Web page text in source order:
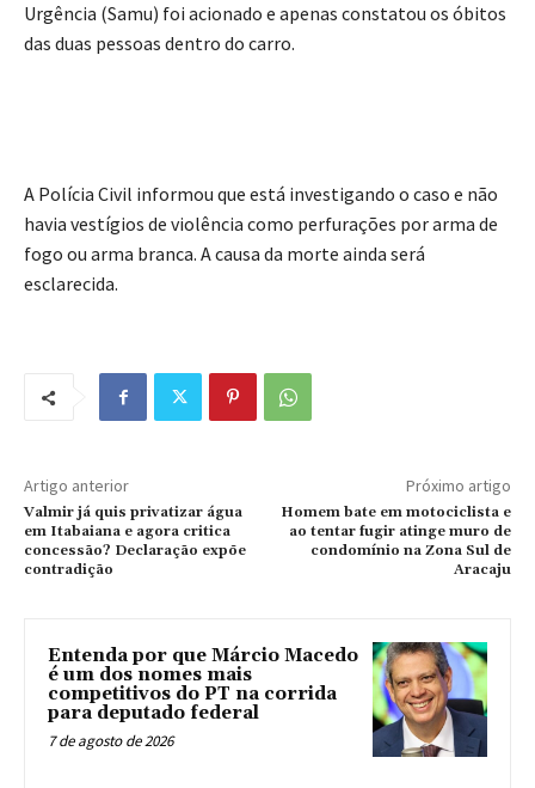
Urgência (Samu) foi acionado e apenas constatou os óbitos
das duas pessoas dentro do carro.
A Polícia Civil informou que está investigando o caso e não
havia vestígios de violência como perfurações por arma de
fogo ou arma branca. A causa da morte ainda será
esclarecida.
Artigo anterior
Valmir já quis privatizar água
em Itabaiana e agora critica
concessão? Declaração expõe
contradição
Próximo artigo
Homem bate em motociclista e
ao tentar fugir atinge muro de
condomínio na Zona Sul de
Aracaju
Entenda por que Márcio Macedo
é um dos nomes mais
competitivos do PT na corrida
para deputado federal
7 de agosto de 2026